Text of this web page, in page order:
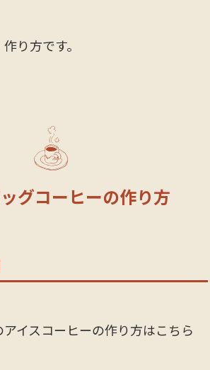
り方です。
グコーヒーの作り方
イスコーヒーの作り方はこちら